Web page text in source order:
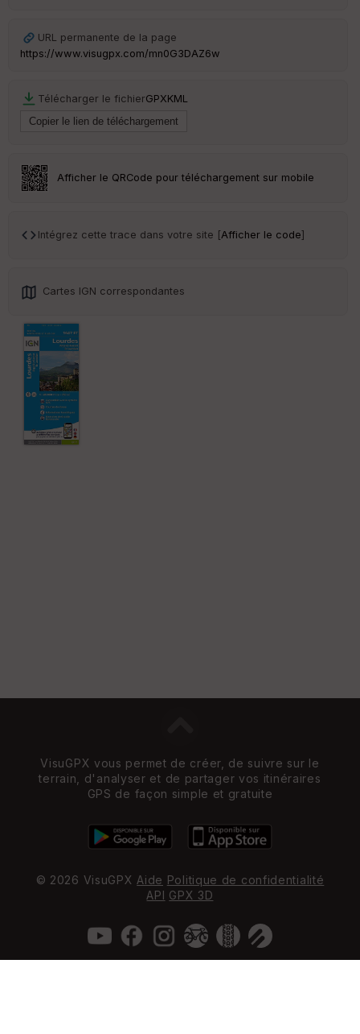
URL permanente de la page
https://www.visugpx.com/mn0G3DAZ6w
Télécharger le fichierGPXKML
Afficher le QRCode pour téléchargement sur mobile
Intégrez cette trace dans votre site [Afficher le code]
Cartes IGN correspondantes
VisuGPX vous permet de créer, de suivre sur le
terrain, d'analyser et de partager vos itinéraires
GPS de façon simple et gratuite
© 2026 VisuGPX Aide Politique de confidentialité
API GPX 3D